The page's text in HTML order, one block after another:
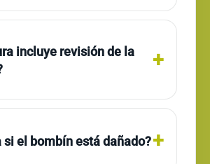
incluye revisión de la
si el bombín está dañado?